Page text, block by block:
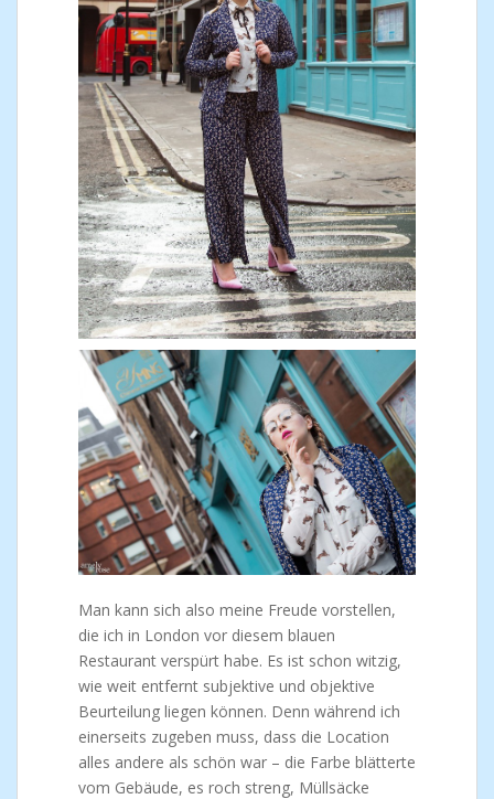
Man kann sich also meine Freude vorstellen,
die ich in London vor diesem blauen
Restaurant verspürt habe. Es ist schon witzig,
wie weit entfernt subjektive und objektive
Beurteilung liegen können. Denn während ich
einerseits zugeben muss, dass die Location
alles andere als schön war – die Farbe blätterte
vom Gebäude, es roch streng, Müllsäcke